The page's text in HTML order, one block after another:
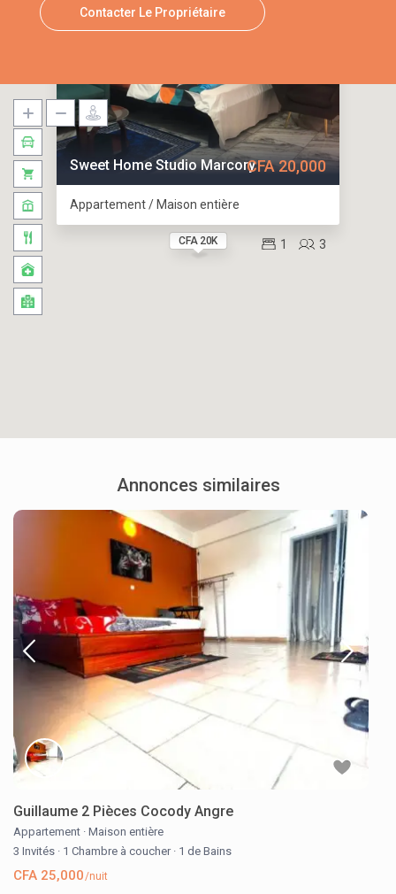
Contacter Le Propriétaire
CFA 20K
Sweet Home Studio Marcory
Appartement / Maison entière
3
1
CFA 20,000
Annonces similaires
Guillaume 2 Pièces Cocody Angre
Appartement · Maison entière
3 Invités · 1 Chambre à coucher · 1 de Bains
CFA 25,000/nuit